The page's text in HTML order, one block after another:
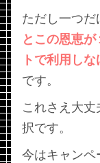
ただし一つ
とこの恩恵
トで利用し
です。
これさえ大丈
択です。
今はキャンペ